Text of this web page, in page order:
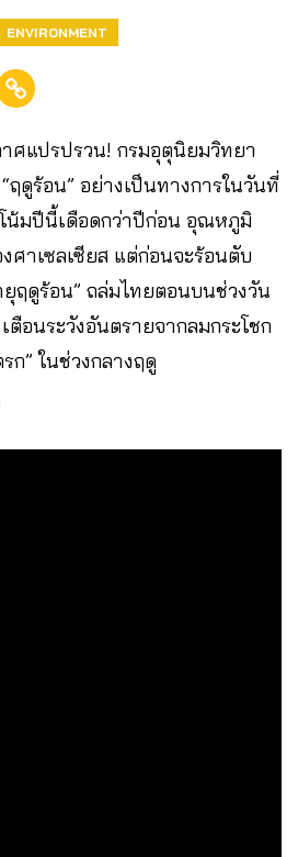
ENVIRONMENT
ศแปรปรวน! กรมอุตุนิยมวิทยา
ฤดูร้อน” อย่างเป็นทางการในวันที่
น้มปีนี้เดือดกว่าปีก่อน อุณหภูมิ
ศาเซลเซียส แต่ก่อนจะร้อนตับ
ยุฤดูร้อน” ถล่มไทยตอนบนช่วงวัน
อนระวังอันตรายจากลมกระโชก
ก” ในช่วงกลางฤดู